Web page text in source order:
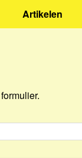
Artikelen